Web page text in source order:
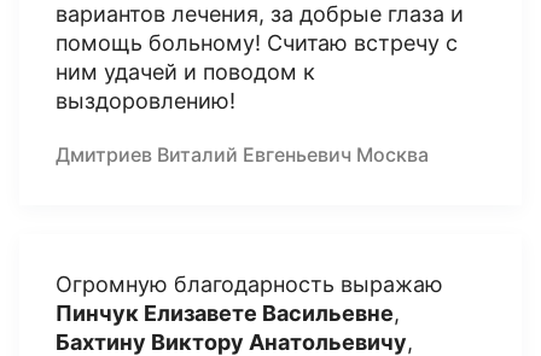
вариантов лечения, за добрые глаза и
помощь больному! Считаю встречу с
ним удачей и поводом к
выздоровлению!
Дмитриев Виталий Евгеньевич Москва
Огромную благодарность выражаю
Пинчук Елизавете Васильевне,
Бахтину Виктору Анатольевичу,